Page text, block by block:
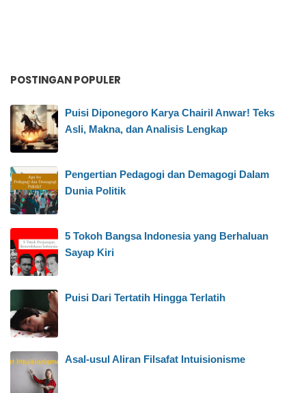
POSTINGAN POPULER
Puisi Diponegoro Karya Chairil Anwar! Teks
Asli, Makna, dan Analisis Lengkap
Pengertian Pedagogi dan Demagogi Dalam
Dunia Politik
5 Tokoh Bangsa Indonesia yang Berhaluan
Sayap Kiri
Puisi Dari Tertatih Hingga Terlatih
Asal-usul Aliran Filsafat Intuisionisme